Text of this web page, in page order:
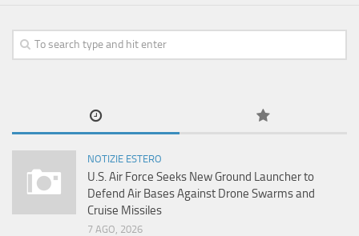
NOTIZIE ESTERO
U.S. Air Force Seeks New Ground Launcher to
Defend Air Bases Against Drone Swarms and
Cruise Missiles
7 AGO, 2026